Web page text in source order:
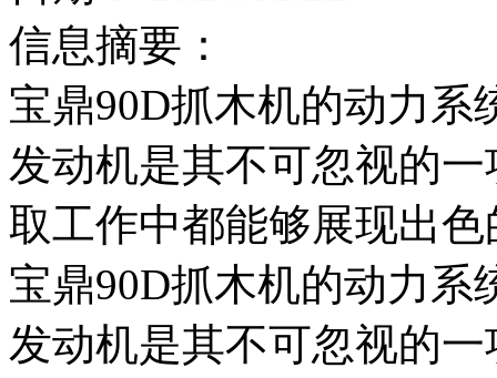
信息摘要：
宝鼎90D抓木机的动力
发动机是其不可忽视的
取工作中都能够展现出
宝鼎90D抓木机的动力
发动机是其不可忽视的